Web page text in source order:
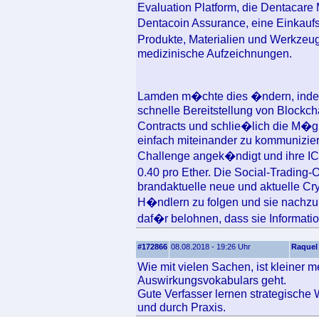
Evaluation Platform, die
Dentacoin Assurance, eine
Produkte, Materialien und
medizinische Aufzeichnungen.
Lamden m�chte dies �ndern,
schnelle Bereitstellung von
Contracts und schlie�lich die
einfach miteinander zu
Challenge angek�ndigt und ihre
0.40 pro Ether. Die Social-
brandaktuelle neue und aktuelle
H�ndlern zu folgen und sie
daf�r belohnen, dass sie
#172866 08.08.2018 - 19:26 Uhr Raquel
Wie mit vielen Sachen, ist kleiner
Auswirkungsvokabulars geht.
Gute Verfasser lernen strategische
und durch Praxis.